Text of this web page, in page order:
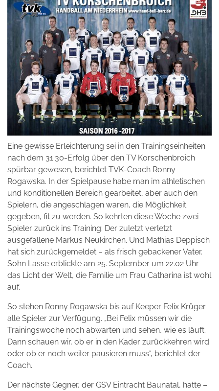
Eine gewisse Erleichterung sei in den Trainingseinheiten
nach dem 31:30-Erfolg über den TV Korschenbroich
spürbar gewesen, berichtet TVK-Coach Ronny
Rogawska. In der Spielpause habe man im athletischen
und konditionellen Bereich gearbeitet, aber auch den
Spielern, die angeschlagen waren, die Möglichkeit
gegeben, fit zu werden. So kehrten diese Woche zwei
Spieler zurück ins Training: Der zuletzt verletzt
ausgefallene Markus Neukirchen. Und Mathias Deppisch
hat sich zurückgemeldet – als frisch gebackener Vater.
Sohn Lasse erblickte am 25. September um 22.02 Uhr
das Licht der Welt, die Familie um Frau Catharina ist wohl
auf.
So stehen Ronny Rogawska bis auf Keeper Felix Krüger
alle Spieler zur Verfügung. „Bei Felix müssen wir die
Trainingswoche noch abwarten und sehen, wie es läuft.
Dann schauen wir, ob er in den Kader zurückkehren wird
oder ob er noch weiter pausieren muss“, berichtet der
Coach.
Der nächste Gegner, der GSV Eintracht Baunatal, hatte –